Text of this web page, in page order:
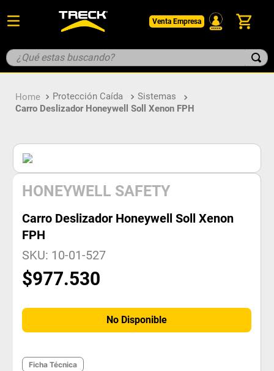
Venta Empresa
¿Qué estas buscando?
Protección Caída
Sistemas
Carro Deslizador Honeywell Soll Xenon FPH
HONEYWELL SAFETY
Carro Deslizador Honeywell Soll Xenon
FPH
SKU: 10-01-527
$977.530
No Disponible
Ficha Técnica
1. botin
5. casco